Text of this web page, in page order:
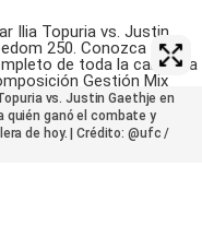
vs. Justin Gaethje en
quién ganó el combate y
de hoy. | Crédito: @ufc /